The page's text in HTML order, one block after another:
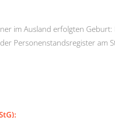
im Ausland erfolgten Geburt:
Personenstandsregister am